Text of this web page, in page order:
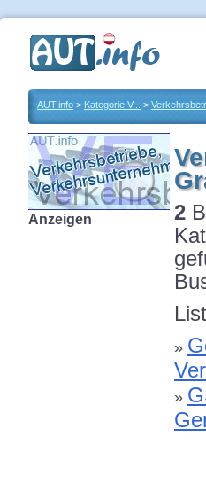
AUT.info > Kategorie V... >
Anzeigen 2
»
»